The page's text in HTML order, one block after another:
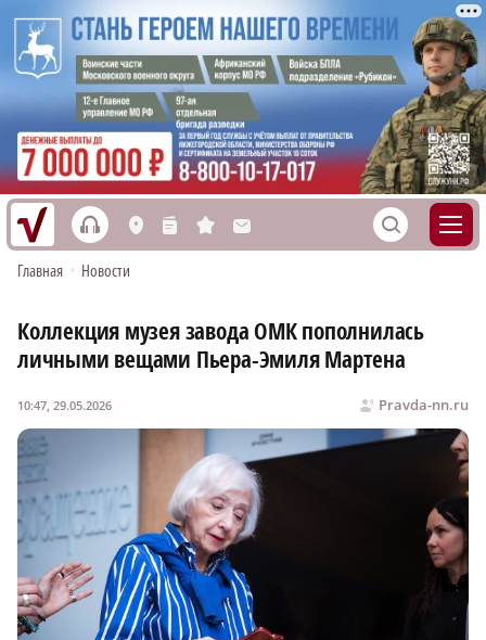
h L n s M S
Главная • Новости
Коллекция музея завода ОМК пополнилась
личными вещами Пьера-Эмиля Мартена
Pravda-nn.ru
10:47, 29.05.2026